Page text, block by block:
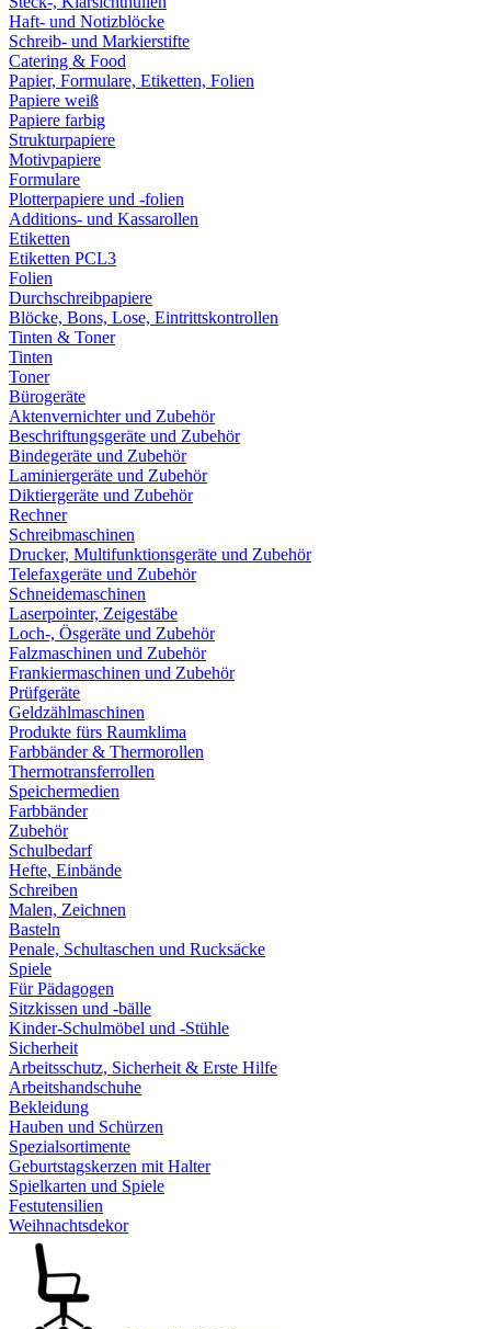
Haft- und Notizblöcke
Schreib- und Markierstifte
Catering & Food
Papier, Formulare, Etiketten, Folien
Papiere weiß
Papiere farbig
Strukturpapiere
Motivpapiere
Formulare
Plotterpapiere und -folien
Additions- und Kassarollen
Etiketten
Etiketten PCL3
Folien
Durchschreibpapiere
Blöcke, Bons, Lose, Eintrittskontrollen
Tinten & Toner
Tinten
Toner
Bürogeräte
Aktenvernichter und Zubehör
Beschriftungsgeräte und Zubehör
Bindegeräte und Zubehör
Laminiergeräte und Zubehör
Diktiergeräte und Zubehör
Rechner
Schreibmaschinen
Drucker, Multifunktionsgeräte und Zubehör
Telefaxgeräte und Zubehör
Schneidemaschinen
Laserpointer, Zeigestäbe
Loch-, Ösgeräte und Zubehör
Falzmaschinen und Zubehör
Frankiermaschinen und Zubehör
Prüfgeräte
Geldzählmaschinen
Produkte fürs Raumklima
Farbbänder & Thermorollen
Thermotransferrollen
Speichermedien
Farbbänder
Zubehör
Schulbedarf
Hefte, Einbände
Schreiben
Malen, Zeichnen
Basteln
Penale, Schultaschen und Rucksäcke
Spiele
Für Pädagogen
Sitzkissen und -bälle
Kinder-Schulmöbel und -Stühle
Sicherheit
Arbeitsschutz, Sicherheit & Erste Hilfe
Arbeitshandschuhe
Bekleidung
Hauben und Schürzen
Spezialsortimente
Geburtstagskerzen mit Halter
Spielkarten und Spiele
Festutensilien
Weihnachtsdekor